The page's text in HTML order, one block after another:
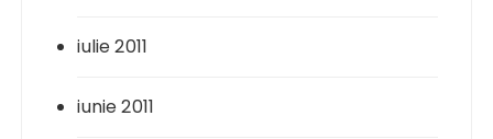
iulie 2011
iunie 2011